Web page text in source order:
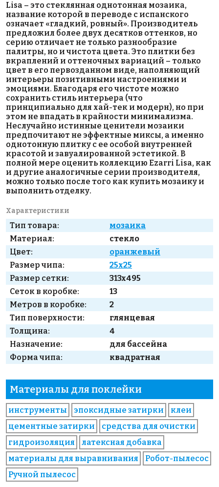
Lisa – это стеклянная однотонная мозаика,
название которой в переводе с испанского
означает «гладкий, ровный». Производитель
предложил более двух десятков оттенков, но
серию отличает не только разнообразие
палитры, но и чистота цвета. Это плитки без
вкраплений и оттеночных вариаций – только
цвет в его первозданном виде, наполняющий
интерьеры позитивными настроениями и
эмоциями. Благодаря его чистоте можно
сохранить стиль интерьера (что
принципиально для хай-тек и модерн), но при
этом не впадать в крайности минимализма.
Неслучайно истинные ценители мозаики
предпочитают не эффектные миксы, а именно
однотонную плитку с ее особой внутренней
красотой и завуалированной эстетикой. В
полной мере оценить коллекцию Ezarri Lisa, как
и другие аналогичные серии производителя,
можно только после того как купить мозаику и
выполнить отделку.
Характеристики
Тип товара:
мозаика
Материал:
стекло
Цвет:
оранжевый
Размер чипа:
25x25
Размер сетки:
313x495
Сеток в коробке:
13
Метров в коробке:
2
Тип поверхности:
глянцевая
Толщина:
4
Назначение:
для бассейна
Форма чипа:
квадратная
Материалы для поклейки
инструменты эпоксидные затирки
клеи
цементные затирки
средства для очистки
гидроизоляция
латексная добавка
материалы для выравнивания
Робот-пылесос
Ручной пылесос